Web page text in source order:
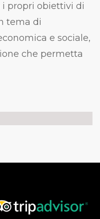
i propri obiettivi di
tema di
e sociale,
che permetta